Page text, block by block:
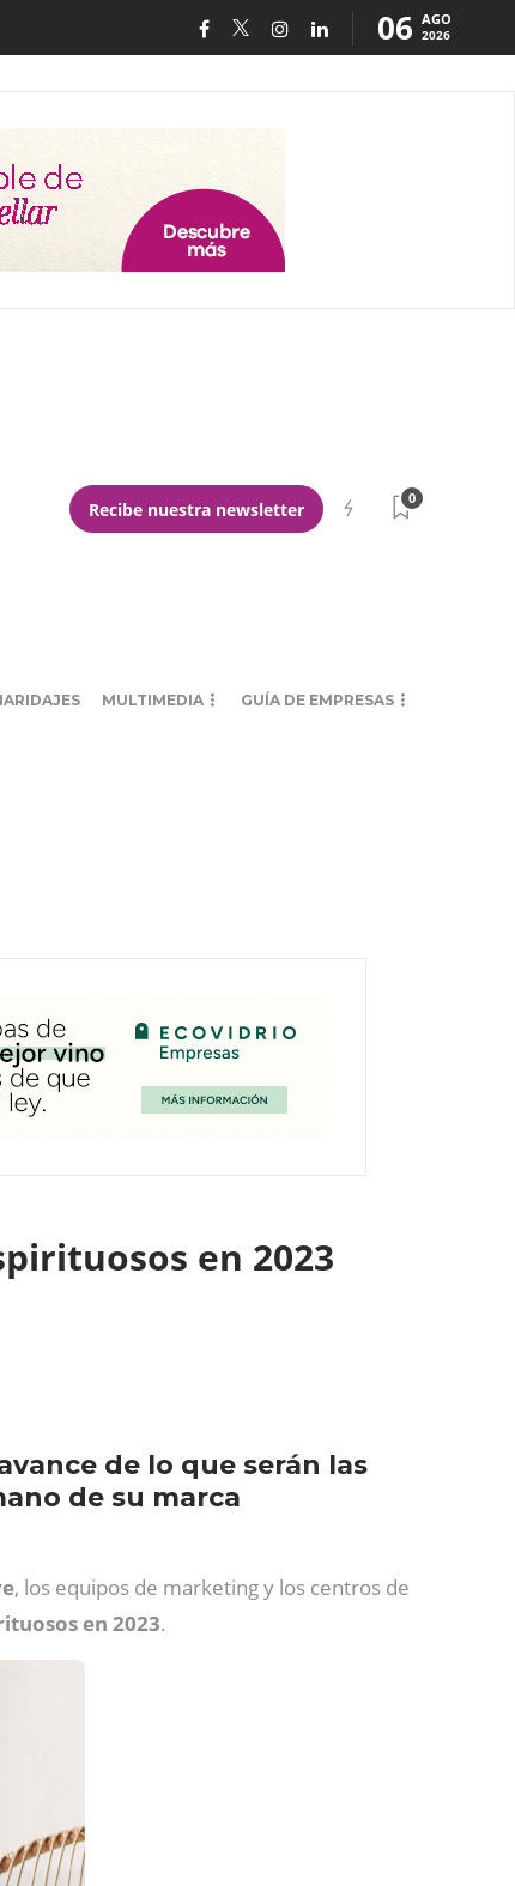
06 AGO
2026
Recibe nuestra newsletter
0
MULTIMEDIA GUÍA DE EMPRESAS
en 2023
de lo que serán las
de su marca
, los equipos de marketing y los centros de
en 2023.